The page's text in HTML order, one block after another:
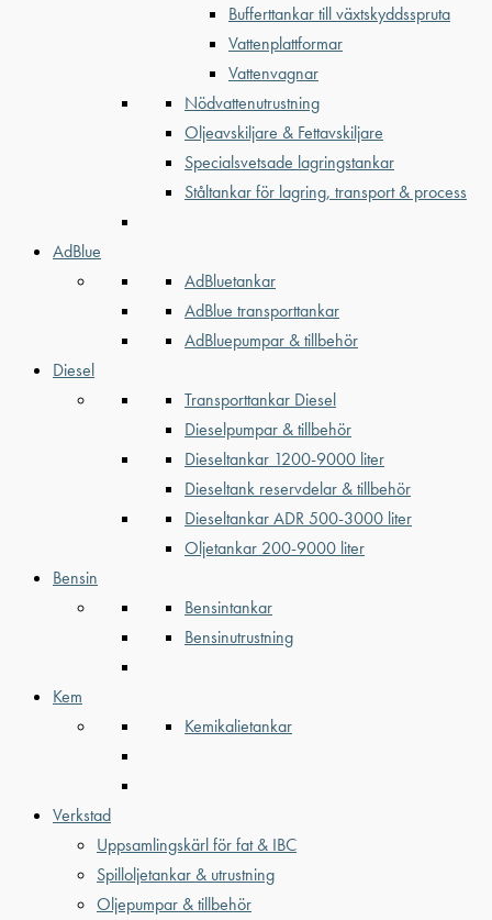
Bufferttankar till växtskyddsspruta
Vattenplattformar
Vattenvagnar
Nödvattenutrustning
Oljeavskiljare & Fettavskiljare
Specialsvetsade lagringstankar
Ståltankar för lagring, transport & process
AdBlue
AdBluetankar
AdBlue transporttankar
AdBluepumpar & tillbehör
Diesel
Transporttankar Diesel
Dieselpumpar & tillbehör
Dieseltankar 1200-9000 liter
Dieseltank reservdelar & tillbehör
Dieseltankar ADR 500-3000 liter
Oljetankar 200-9000 liter
Bensin
Bensintankar
Bensinutrustning
Kem
Kemikalietankar
Verkstad
Uppsamlingskärl för fat & IBC
Spilloljetankar & utrustning
Oljepumpar & tillbehör